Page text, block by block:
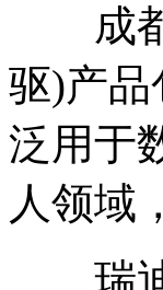
成都
驱)产品
泛用于
人领域
瑞迪